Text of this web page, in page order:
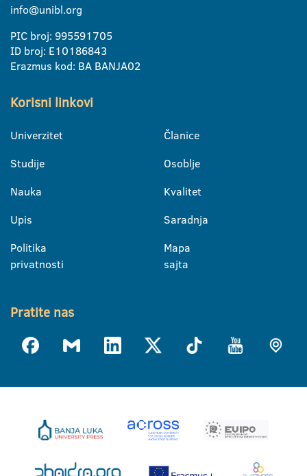
info@unibl.org
PIC broj: 995591705
ID broj: E10186843
Erazmus kod: BA BANJA02
Korisni linkovi
Univerzitet
Studije
Nauka
Upis
Politika
privatnosti
Članice
Osoblje
Kvalitet
Saradnja
Mapa
sajta
Pratite nas